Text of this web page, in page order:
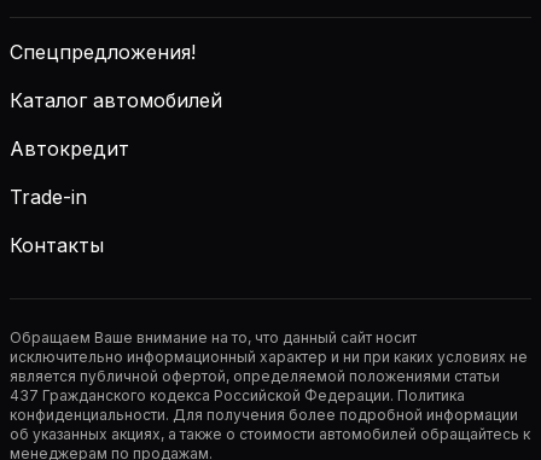
Спецпредложения!
Каталог автомобилей
Автокредит
Trade-in
Контакты
Обращаем Ваше внимание на то, что данный сайт носит
исключительно информационный характер и ни при каких условиях не
является публичной офертой, определяемой положениями статьи
437 Гражданского кодекса Российской Федерации. Политика
конфиденциальности. Для получения более подробной информации
об указанных акциях, а также о стоимости автомобилей обращайтесь к
менеджерам по продажам.